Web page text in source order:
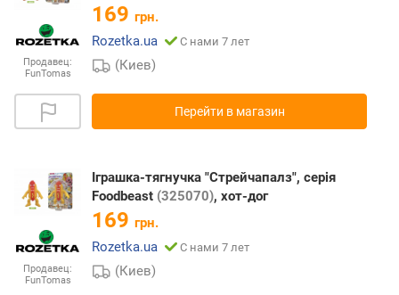
Продавец:
FunTomas
169 грн.
Rozetka.ua
С нами 7 лет
(Киев)
Перейти в магазин
Продавец:
FunTomas
Іграшка-тягнучка "Стрейчапалз", серія
Foodbeast (325070), хот-дог
169 грн.
Rozetka.ua
С нами 7 лет
(Киев)